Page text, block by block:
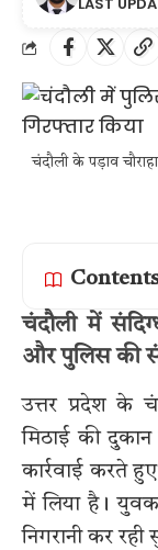
चंदौली के पड़ाव
चंदौली में
और पुलिस की
उत्तर प्रदेश के
मिठाई की
कार्रवाई करते
में लिया है। युवक
निगरानी कर